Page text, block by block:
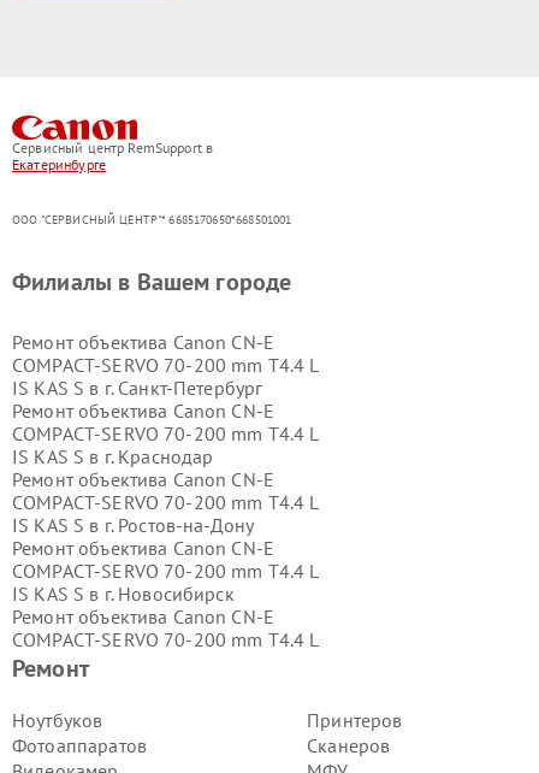
Сервисный центр RemSupport в
Екатеринбурге
ООО "СЕРВИСНЫЙ ЦЕНТР"* 6685170650*668501001
Ремонт
Ноутбуков
Фотоаппаратов
Принтеров
Сканеров
Филиалы в Вашем городе
Ремонт объектива Canon CN-E
COMPACT-SERVO 70-200 mm T4.4 L
IS KAS S в г. Санкт-Петербург
Ремонт объектива Canon CN-E
COMPACT-SERVO 70-200 mm T4.4 L
IS KAS S в г. Краснодар
Ремонт объектива Canon CN-E
COMPACT-SERVO 70-200 mm T4.4 L
IS KAS S в г. Ростов-на-Дону
Ремонт объектива Canon CN-E
COMPACT-SERVO 70-200 mm T4.4 L
IS KAS S в г. Новосибирск
Ремонт объектива Canon CN-E
COMPACT-SERVO 70-200 mm T4.4 L
IS KAS S в г.
COMPACT-SERVO 70-200 mm T4.4 L
IS KAS S в г.
Ремонт объектива Canon CN-E